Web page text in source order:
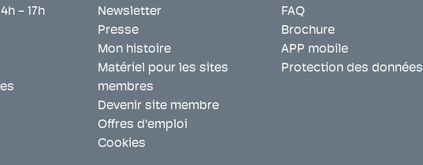
- 17h
Newsletter
Presse
Mon histoire
Matériel pour les sites
membres
Devenir site membre
Offres d'emploi
Cookies
FAQ
Brochure
APP mobile
Protection des données